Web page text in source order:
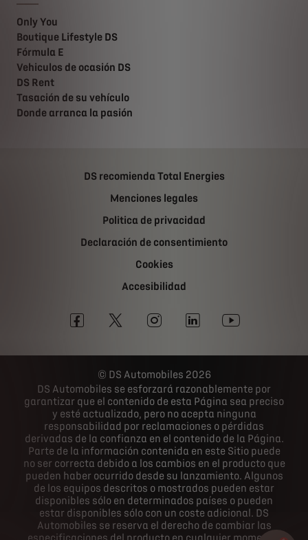
Only You
Boutique Lifestyle DS
Fórmula E
Vehiculos de ocasión DS
DS Rent
Tasación de su vehículo
Donde arranca la pasión
DS recomienda Total Energies
Menciones legales
Politica de privacidad
Declaración de consentimiento
Cookies
Accesibilidad
DS Automobiles 2026
DS Automobiles se esforzará razonablemente por
garantizar que el contenido de esta Página sea preciso
y esté actualizado, pero no acepta ninguna
responsabilidad por reclamaciones o pérdidas
derivadas de la confianza en el contenido de la Página.
Parte de la información contenida en este Sitio puede
no ser correcta debido a los cambios en el producto que
pueden haber ocurrido desde su lanzamiento. Algunos
de los equipos descritos o mostrados pueden estar
disponibles sólo en determinados países o pueden
estar disponibles sólo con un coste adicional. DS
Automobiles se reserva el derecho de cambiar las